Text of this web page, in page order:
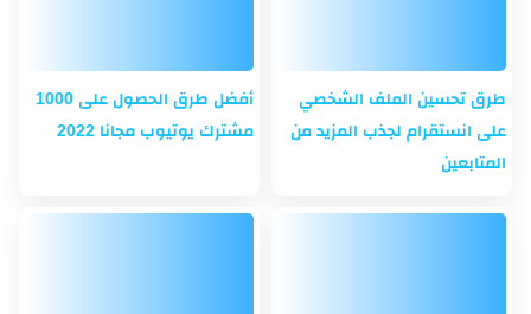
طرق تحسين الملف الشخصي
على انستقرام لجذب المزيد من
المتابعين
أفضل طرق الحصول على 1000
مشترك يوتيوب مجانا 2022